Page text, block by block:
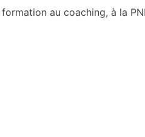
au coaching, à la